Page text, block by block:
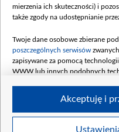
mierzenia ich skuteczności) i
także zgody na udostępnianie
Twoje dane osobowe zbierane
poszczególnych serwisów
zapisywane za pomocą
WWW lub innych podobnych
Twoje dane osobowe zbierane
Akceptuję i